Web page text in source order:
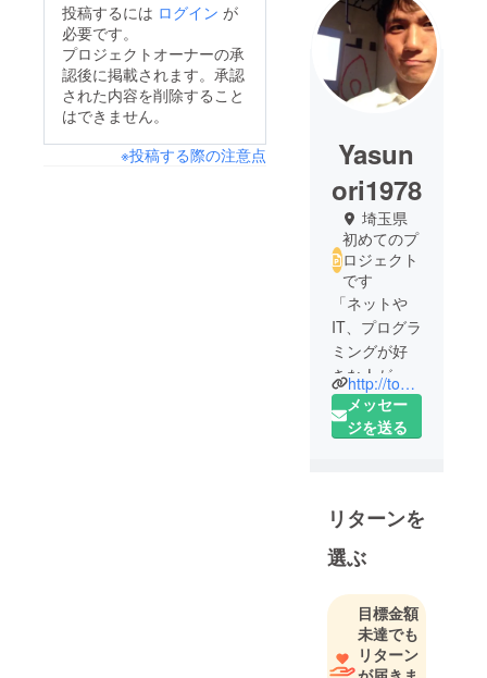
投稿するには ログイン が
必要です。
プロジェクトオーナーの承
認後に掲載されます。承認
された内容を削除すること
はできません。
※投稿する際の注意点
Yasun
ori1978
埼玉県
初めてのプ
ロジェクト
です
「ネットや
IT、プログラ
ミングが好
きな人が集
まるコンセ
プト型シェ
ギークハウ
ス＠夕張を
運営。
趣味の株式
投資を通じ
てスタート
アップ
http://tokutokutoku.github.io/
メッセー
ジを送る
リターンを
選ぶ
目標金額
未達でも
リターン